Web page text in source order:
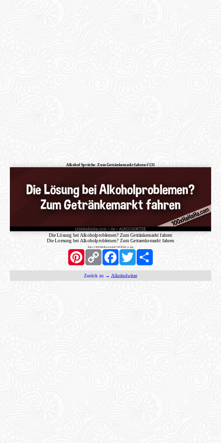
Alkohol Sprüche: Zum Getränkemarkt fahren #131
Die Lösung bei Alkoholproblemen? Zum Getränkemarkt fahren
Die Loesung bei Alkoholproblemen? Zum Getraenkemarkt fahren
https://100xhahaha.com/pic!5b5585a6_st.jpg
PinterestCopy
Link
FacebookTwitter Share
Zurück zu → Alkoholwitze